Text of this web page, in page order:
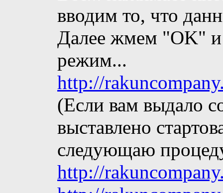
вводим то, что
Далее жмем "OK"
режим...
http://
(Если вам выдало
выставлено
следующаю
http://